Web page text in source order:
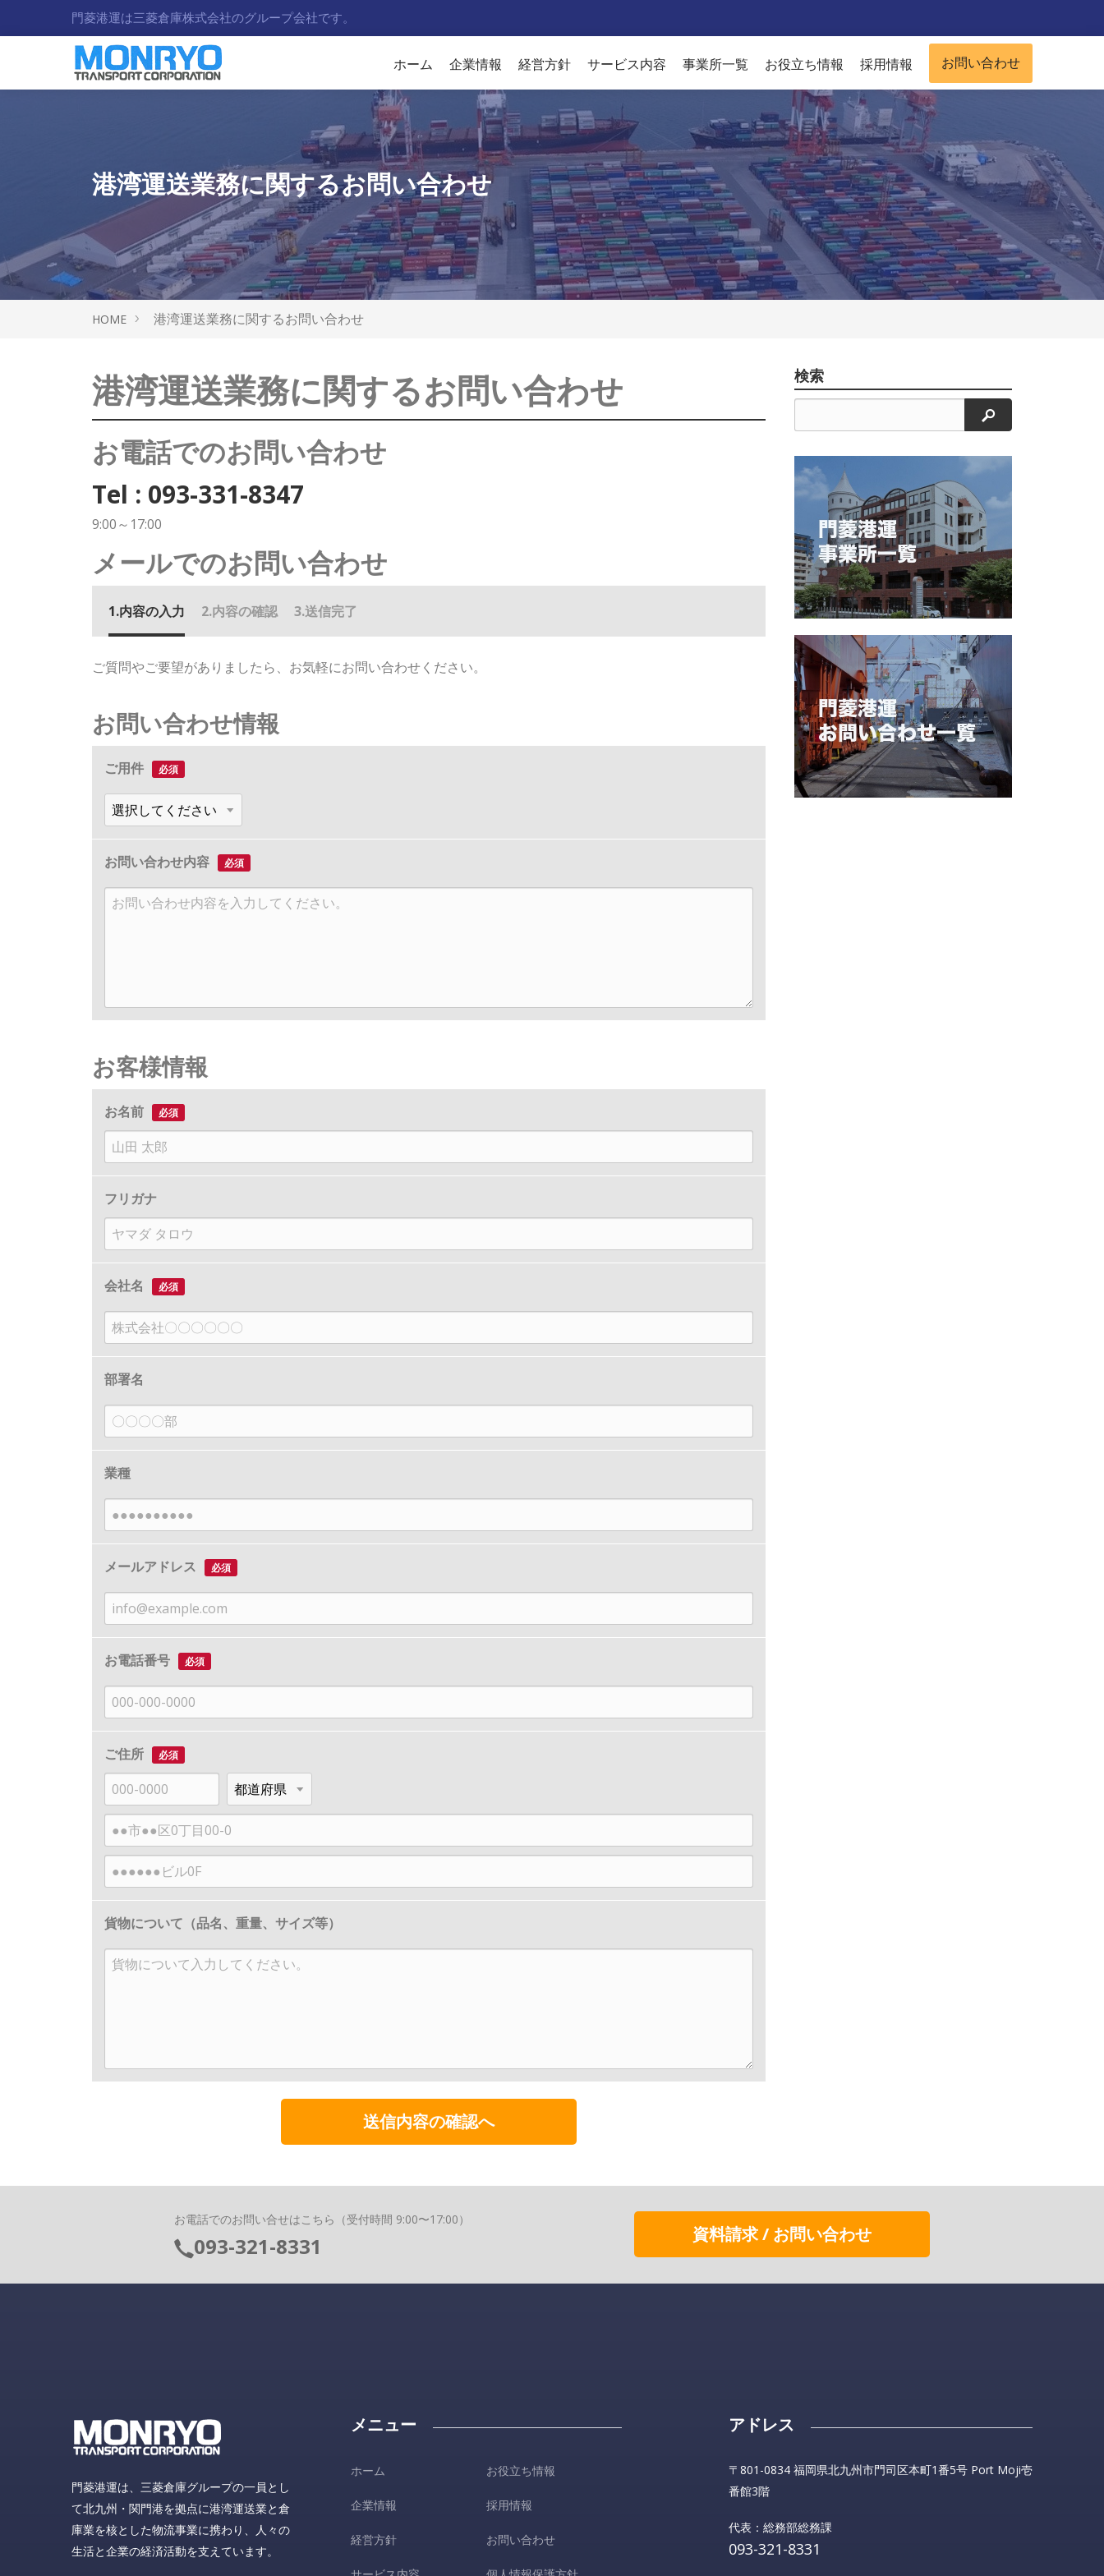
門菱港運は三菱倉庫株式会社のグループ会社です。
ホーム 企業情報 経営方針 サービス内容 事業所一覧 お役立ち情報 採用情報 お問い合わせ
港湾運送業務に関するお問い合わせ
HOME 港湾運送業務に関するお問い合わせ
港湾運送業務に関するお問い合わせ
お電話でのお問い合わせ
Tel : 093-331-8347
9:00～17:00
メールでのお問い合わせ
内容の入力 内容の確認 送信完了
ご質問やご要望がありましたら、お気軽にお問い合わせください。
お問い合わせ情報
ご用件 必須
お問い合わせ内容 必須
お客様情報
お名前 必須
苗
字
フリガナ
カ
タ
ナ
会社名 必須
部署名
業種
メールアドレス 必須
お電話番号 必須
ご住所 必須
郵
便
番
号
都
道
府
県
区
町
村、
地
物
貨物について（品名、重量、サイズ等）
検索
検索
お電話でのお問い合せはこちら（受付時間 9:00〜17:00）
093-321-8331 資料請求 / お問い合わせ
門菱港運は、三菱倉庫グループの一員とし
て北九州・関門港を拠点に港湾運送業と倉
庫業を核とした物流事業に携わり、人々の
生活と企業の経済活動を支えています。
メニュー
ホーム
企業情報
経営方針
お役立ち情報
採用情報
お問い合わせ
アドレス
〒801-0834 福岡県北九州市門司区本町1番5号 Port Moji壱
番館3階
代表：総務部総務課
093-321-8331